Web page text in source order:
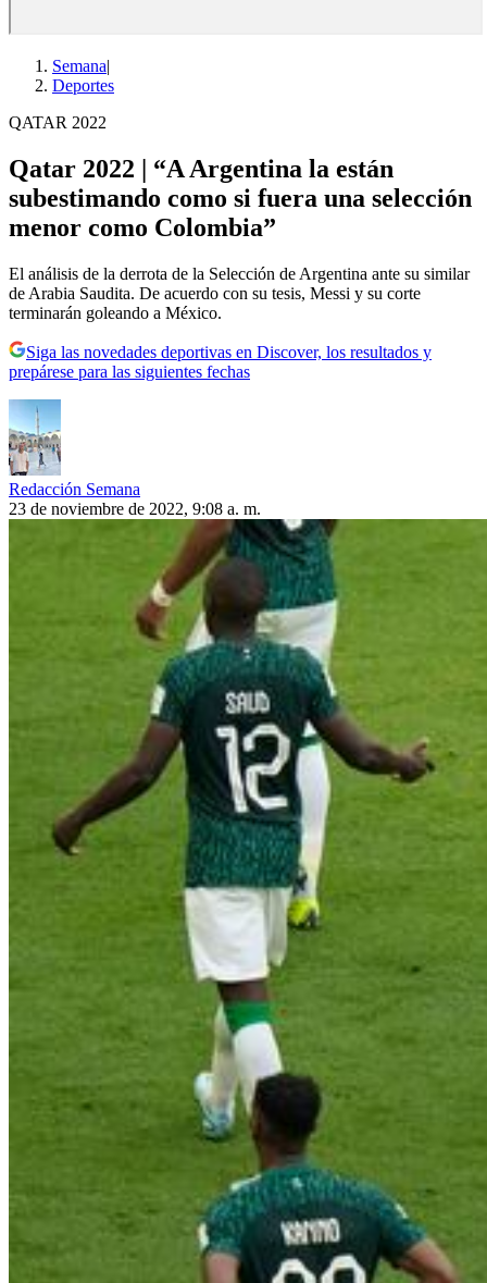
Semana|
Deportes
QATAR 2022
Qatar 2022 | “A Argentina la están
subestimando como si fuera una selección
menor como Colombia”
El análisis de la derrota de la Selección de Argentina ante su similar
de Arabia Saudita. De acuerdo con su tesis, Messi y su corte
terminarán goleando a México.
Siga las novedades deportivas en Discover, los resultados y
prepárese para las siguientes fechas
Redacción Semana
23 de noviembre de 2022, 9:08 a. m.